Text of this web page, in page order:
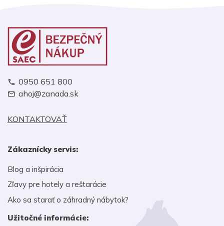
Užitočné informácie:
Zákaznícky servis:
Blog a inšpirácia
Zľavy pre hotely a reštarácie
Ako sa starať o záhradný nábytok?
0950 651 800
ahoj@zanada.sk
KONTAKTOVAŤ